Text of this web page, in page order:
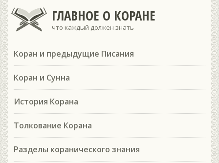
ГЛАВНОЕ О КОРАНЕ
что каждый должен знать
Коран и предыдущие Писания
Коран и Сунна
История Корана
Толкование Корана
Разделы коранического знания